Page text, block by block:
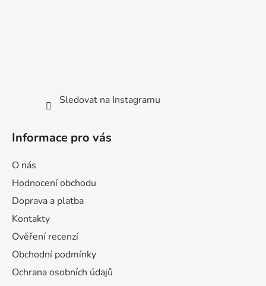
Sledovat na Instagramu
Informace pro vás
O nás
Hodnocení obchodu
Doprava a platba
Kontakty
Ověření recenzí
Obchodní podmínky
Ochrana osobních údajů